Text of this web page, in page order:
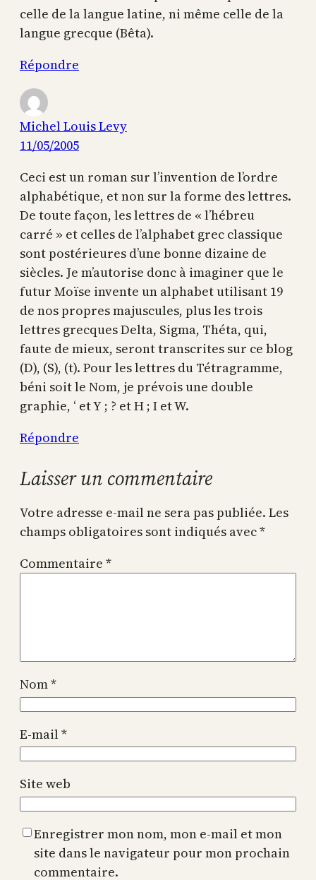
celle de la langue latine, ni même celle de la
langue grecque (Bêta).
Répondre
Michel Louis Levy
11/05/2005
Ceci est un roman sur l’invention de l’ordre
alphabétique, et non sur la forme des lettres.
De toute façon, les lettres de « l’hébreu
carré » et celles de l’alphabet grec classique
sont postérieures d’une bonne dizaine de
siècles. Je m’autorise donc à imaginer que le
futur Moïse invente un alphabet utilisant 19
de nos propres majuscules, plus les trois
lettres grecques Delta, Sigma, Théta, qui,
faute de mieux, seront transcrites sur ce blog
(D), (S), (t). Pour les lettres du Tétragramme,
béni soit le Nom, je prévois une double
graphie, ‘ et Y ; ? et H ; I et W.
Répondre
Laisser un commentaire
Votre adresse e-mail ne sera pas publiée. Les
champs obligatoires sont indiqués avec*
Commentaire *
Nom*
E-mail*
Site web
Enregistrer mon nom, mon e-mail et mon
site dans le navigateur pour mon prochain
commentaire.